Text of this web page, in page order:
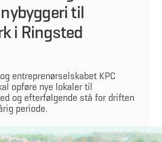
til
i Ringsted
entreprenørselskabet KPC
opføre nye lokaler til
og efterfølgende stå for driften
periode.